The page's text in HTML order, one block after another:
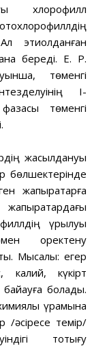
хлорофилл
этиолданған
береді. Е. Р.
төменгі
І-
төменгі
жасылдануы
бөлшектерінде
жапырақтарға
қүрылуы
қоректену
Мысалы: егер
калий, күкірт
болады.
қүрамына
/әсіресе темір/
тотығу